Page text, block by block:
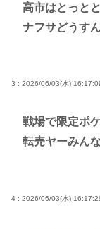
高市はとっと
ナフサどうす
3 : 2026/06/03(水)
戦場で限定ポ
転売ヤーみん
4 : 2026/06/03(水)